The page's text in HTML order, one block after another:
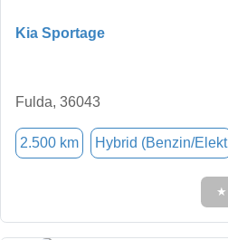
Kia Sportage
Fulda, 36043
2.500 km Hybrid (Benzin/Elekt
★